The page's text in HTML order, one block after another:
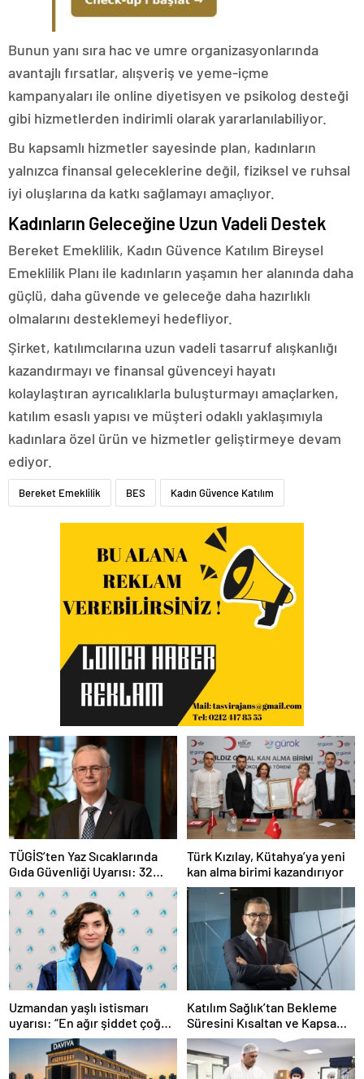
Bunun yanı sıra hac ve umre organizasyonlarında
avantajlı fırsatlar, alışveriş ve yeme-içme
kampanyaları ile online diyetisyen ve psikolog desteği
gibi hizmetlerden indirimli olarak yararlanılabiliyor.
Bu kapsamlı hizmetler sayesinde plan, kadınların
yalnızca finansal geleceklerine değil, fiziksel ve ruhsal
iyi oluşlarına da katkı sağlamayı amaçlıyor.
Kadınların Geleceğine Uzun Vadeli Destek
Bereket Emeklilik, Kadın Güvence Katılım Bireysel
Emeklilik Planı ile kadınların yaşamın her alanında daha
güçlü, daha güvende ve geleceğe daha hazırlıklı
olmalarını desteklemeyi hedefliyor.
Şirket, katılımcılarına uzun vadeli tasarruf alışkanlığı
kazandırmayı ve finansal güvenceyi hayatı
kolaylaştıran ayrıcalıklarla buluşturmayı amaçlarken,
katılım esaslı yapısı ve müşteri odaklı yaklaşımıyla
kadınlara özel ürün ve hizmetler geliştirmeye devam
ediyor.
Bereket Emeklilik BES Kadın Güvence Katılım
TÜGİS’ten Yaz Sıcaklarında
Gıda Güvenliği Uyarısı: 32
Derecenin Üzerinde Kritik
Süre Bir Saat
Türk Kızılay, Kütahya’ya yeni
kan alma birimi kazandırıyor
Uzmandan yaşlı istismarı
uyarısı: “En ağır şiddet çoğu
zaman sessizlik içinde
yaşanıyor”
Katılım Sağlık’tan Bekleme
Süresini Kısaltan ve Kapsamı
Genişleten Yeni Uygulamalar